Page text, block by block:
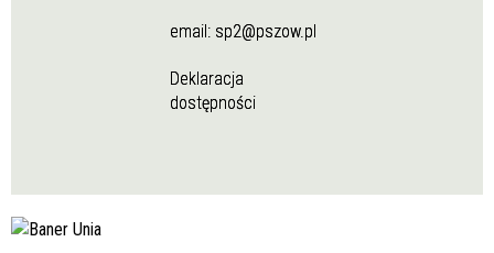
email: sp2@pszow.pl
Deklaracja
dostępności